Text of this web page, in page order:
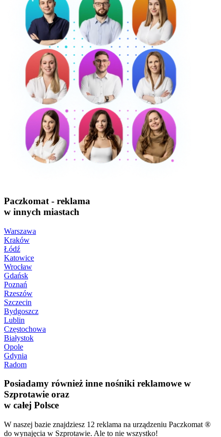
Paczkomat - reklama
w innych miastach
Warszawa
Kraków
Łódź
Katowice
Wrocław
Gdańsk
Poznań
Rzeszów
Szczecin
Bydgoszcz
Lublin
Częstochowa
Białystok
Opole
Gdynia
Radom
Posiadamy również inne nośniki reklamowe w
Szprotawie oraz
w całej Polsce
W naszej bazie znajdziesz 12 reklama na urządzeniu Paczkomat ®
do wynajęcia w Szprotawie. Ale to nie wszystko!